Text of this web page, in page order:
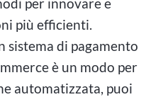
più efficienti.
sistema di pagamento
è un modo per
automatizzata, puoi